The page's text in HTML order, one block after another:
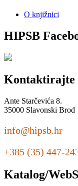
O knjižnici
HIPSB
Kontaktirajte
Ante Starčevića 8.
35000 Slavonski Brod
info@hipsb.hr
+385 (35) 447-
Katalog/